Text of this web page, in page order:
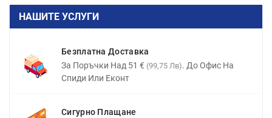
НАШИТЕ УСЛУГИ
Безплатна Доставка
За Поръчки Над 51 € (99,75 Лв). До Офис На
Спиди Или Еконт
Сигурно Плащане